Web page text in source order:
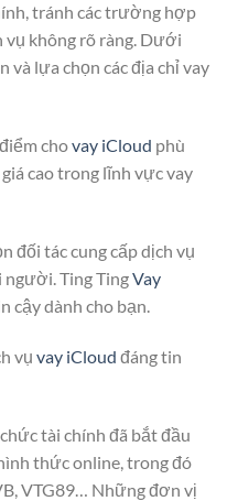
tránh các trường hợp
vụ không rõ ràng. Dưới
và lựa chọn các địa chỉ vay
chovay iCloud phù
cao trong lĩnh vực vay
đối tác cung cấp dịch vụ
người. Ting TingVay
cậy dành cho bạn.
vụ vay iCloud đáng tin
tài chính đã bắt đầu
thức online, trong đó
VTG89… Những đơn vị